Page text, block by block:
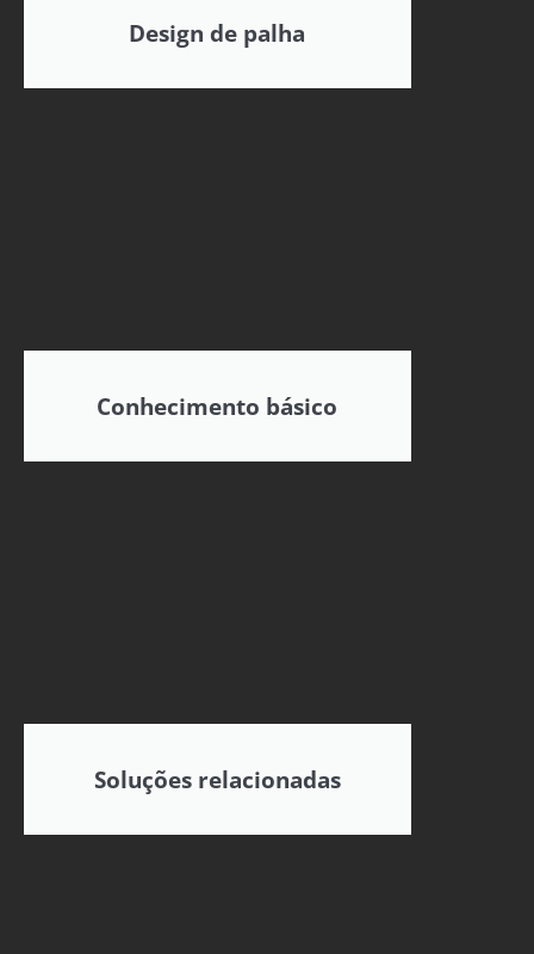
Design de palha
Conhecimento básico
Soluções relacionadas